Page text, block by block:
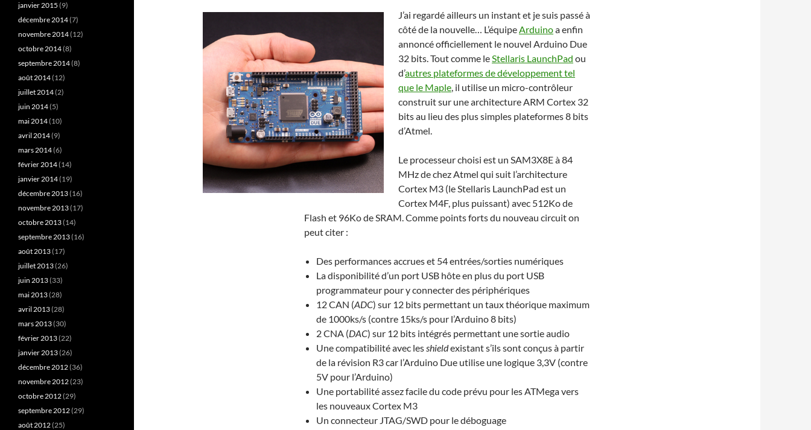
J’ai regardé ailleurs un instant et je suis passé à
côté de la nouvelle… L’équipeArduinoa enfin
annoncé officiellement le nouvel Arduino Due
32 bits. Tout comme leStellaris LaunchPad ou
d’autres plateformes de développement tel
que le Maple, il utilise un micro-contrôleur
construit sur une architecture ARM Cortex 32
bits au lieu des plus simples plateformes 8 bits
d’Atmel.
Le processeur choisi est un SAM3X8E à 84
MHz de chez Atmel qui suit l’architecture
Cortex M3 (le Stellaris LaunchPad est un
Cortex M4F, plus puissant) avec 512Ko de
Flash et 96Ko de SRAM. Comme points forts du nouveau circuit on
peut citer :
Des performances accrues et 54 entrées/sorties numériques
La disponibilité d’un port USB hôte en plus du port USB
programmateur pour y connecter des périphériques
12 CAN (ADC) sur 12 bits permettant un taux théorique maximum
de 1000ks/s (contre 15ks/s pour l’Arduino 8 bits)
2 CNA (DAC) sur 12 bits intégrés permettant une sortie audio
Une compatibilité avec lesshieldexistant s’ils sont conçus à partir
de la révision R3 car l’Arduino Due utilise une logique 3,3V (contre
5V pour l’Arduino)
Une portabilité assez facile du code prévu pour les ATMega vers
les nouveaux Cortex M3
Un connecteur JTAG/SWD pour le déboguage
janvier 2015 (9)
décembre 2014(7)
novembre 2014(12)
octobre 2014(8)
septembre 2014(8)
août 2014(12)
juillet 2014(2)
juin 2014(5)
mai 2014(10)
avril 2014(9)
mars 2014(6)
février 2014(14)
janvier 2014(19)
décembre 2013(16)
novembre 2013(17)
octobre 2013(14)
septembre 2013(16)
août 2013(17)
juillet 2013(26)
juin 2013(33)
mai 2013(28)
avril 2013(28)
mars 2013(30)
février 2013(22)
janvier 2013(26)
décembre 2012(36)
novembre 2012(23)
octobre 2012(29)
septembre 2012(29)
août 2012(25)